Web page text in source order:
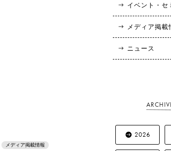
メディア掲載情報
イベント・セ
メディア掲載
ニュース
2026